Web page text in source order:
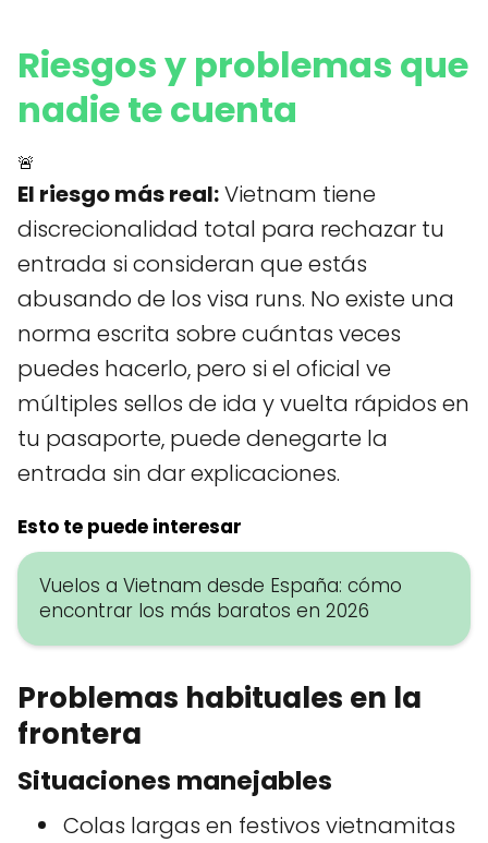
Riesgos y problemas que
nadie te cuenta
🚨
El riesgo más real:Vietnam tiene
discrecionalidad total para rechazar tu
entrada si consideran que estás
abusando de los visa runs. No existe una
norma escrita sobre cuántas veces
puedes hacerlo, pero si el oficial ve
múltiples sellos de ida y vuelta rápidos en
tu pasaporte, puede denegarte la
entrada sin dar explicaciones.
Esto te puede interesar
Vuelos a Vietnam desde España: cómo
encontrar los más baratos en 2026
Problemas habituales en la
frontera
Situaciones manejables
Colas largas en festivos vietnamitas